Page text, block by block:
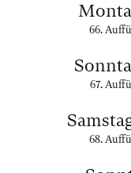
66.
67.
68.